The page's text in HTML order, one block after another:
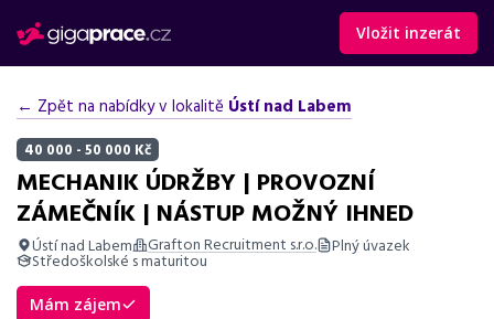
Vložit inzerát
← Zpět na nabídky v lokalitě Ústí nad Labem
40 000 - 50 000 Kč
MECHANIK ÚDRŽBY | PROVOZNÍ
ZÁMEČNÍK | NÁSTUP MOŽNÝ IHNED
Ústí nad Labem Grafton Recruitment s.r.o. Plný úvazek
Středoškolské s maturitou
Shrnutí nabídky
Mám zájem